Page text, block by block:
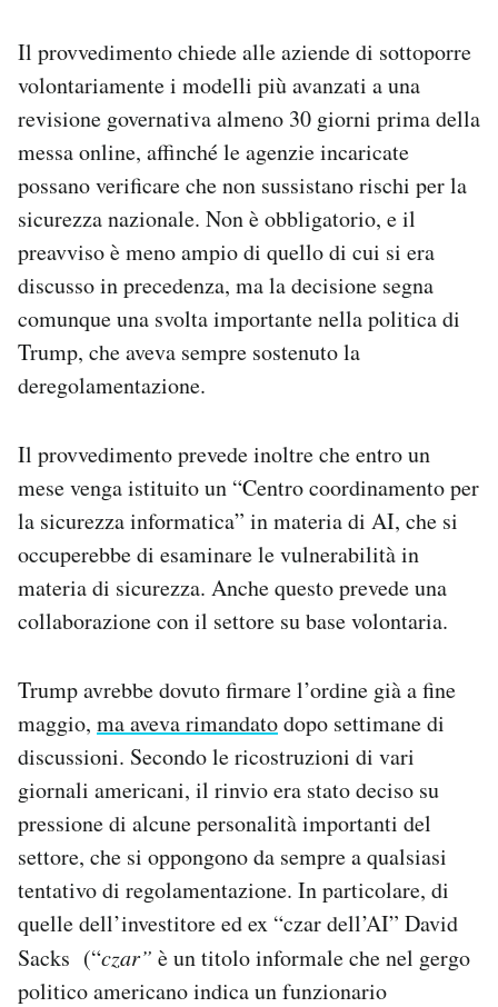
Il provvedimento chiede alle aziende di sottoporre
volontariamente i modelli più avanzati a una
revisione governativa almeno 30 giorni prima della
messa online, affinché le agenzie incaricate
possano verificare che non sussistano rischi per la
sicurezza nazionale. Non è obbligatorio, e il
preavviso è meno ampio di quello di cui si era
discusso in precedenza, ma la decisione segna
comunque una svolta importante nella politica di
Trump, che aveva sempre sostenuto la
deregolamentazione.
Il provvedimento prevede inoltre che entro un
mese venga istituito un “Centro coordinamento per
la sicurezza informatica” in materia di AI, che si
occuperebbe di esaminare le vulnerabilità in
materia di sicurezza. Anche questo prevede una
collaborazione con il settore su base volontaria.
Trump avrebbe dovuto firmare l’ordine già a fine
maggio, ma aveva rimandatodopo settimane di
discussioni. Secondo le ricostruzioni di vari
giornali americani, il rinvio era stato deciso su
pressione di alcune personalità importanti del
settore, che si oppongono da sempre a qualsiasi
tentativo di regolamentazione. In particolare, di
quelle dell’investitore ed ex “czar dell’AI” David
Sacks (“czar” è un titolo informale che nel gergo
politico americano indica un funzionario